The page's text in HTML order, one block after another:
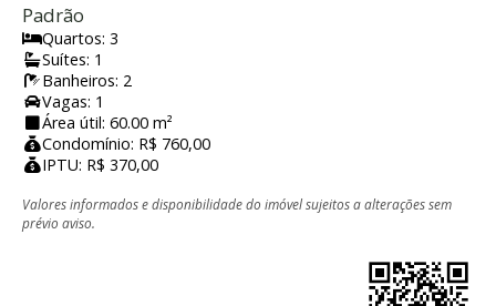
Padrão
Quartos: 3
Suítes: 1
Banheiros: 2
Vagas: 1
Área útil: 60.00 m²
Condomínio: R$ 760,00
IPTU: R$ 370,00
Valores informados e disponibilidade do imóvel sujeitos a alterações sem
prévio aviso.